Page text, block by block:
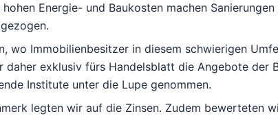
Energie- und Baukosten machen
wo Immobilienbesitzer in diesem schwierigen
daher exklusiv fürs Handelsblatt die Angebote der
Institute unter die Lupe genommen.
legten wir auf die Zinsen. Zudem bewerteten